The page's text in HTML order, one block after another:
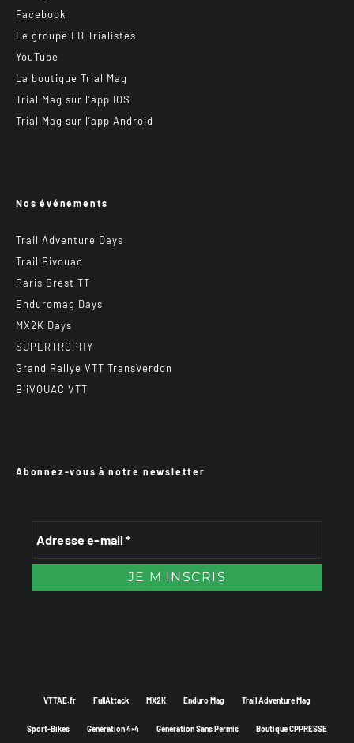
Facebook
Le groupe FB Trialistes
YouTube
La boutique Trial Mag
Trial Mag sur l’app IOS
Trial Mag sur l’app Android
Nos événements
Trail Adventure Days
Trail Bivouac
Paris Brest TT
Enduromag Days
MX2K Days
SUPERTROPHY
Grand Rallye VTT TransVerdon
BiiVOUAC VTT
Abonnez-vous à notre newsletter
VTTAE.fr FullAttack MX2K Enduro Mag Trail Adventure Mag
Sport-Bikes Génération 4×4 Génération Sans Permis Boutique CPPRESSE